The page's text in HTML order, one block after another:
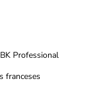
Professional
franceses